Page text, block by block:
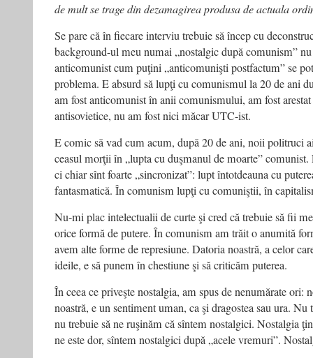
de mult se trage din dezamagirea produsa de actuala
Se pare că în fiecare interviu trebuie să încep cu
background-ul meu numai „nostalgic după comunism”
anticomunist cum puţini „anticomunişti postfactum” se
problema. E absurd să lupţi cu comunismul la 20 de ani
am fost anticomunist în anii comunismului, am fost
antisovietice, nu am fost nici măcar UTC-ist.
E comic să vad cum acum, după 20 de ani, noii politruci
ceasul morţii în „lupta cu duşmanul de moarte”
ci chiar sînt foarte „sincronizat”: lupt întotdeauna cu
fantasmatică. În comunism lupţi cu comuniştii, în
Nu-mi plac intelectualii de curte şi cred că trebuie să fii
orice formă de putere. În comunism am trăit o anumită
avem alte forme de represiune. Datoria noastră, a celor
ideile, e să punem în chestiune şi să criticăm puterea.
În ceea ce priveşte nostalgia, am spus de nenumărate ori:
noastră, e un sentiment uman, ca şi dragostea sau ura. Nu
nu trebuie să ne ruşinăm că sîntem nostalgici. Nostalgia
ne este dor, sîntem nostalgici după „acele vremuri”.